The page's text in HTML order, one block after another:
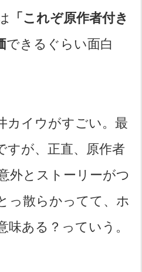
「これぞ原作者付き
できるぐらい面白
カイウがすごい。最
すが、正直、原作者
外とストーリーがつ
っ散らかってて、ホ
味ある？っていう。